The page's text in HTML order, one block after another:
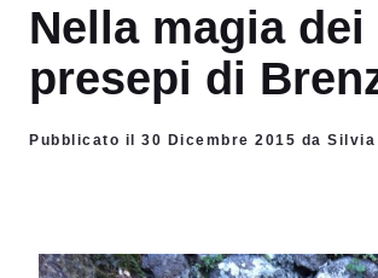
Nella magia dei
presepi di
Pubblicato il 30 Dicembre 2015 da